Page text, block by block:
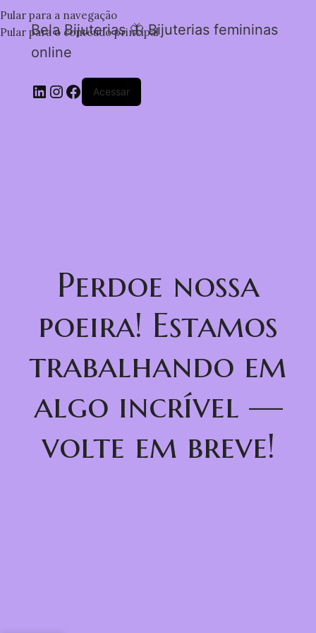
Pular para a navegação
Pular para o conteúdo principal
Bela Bijuterias 🦋 Bijuterias femininas
online
Acessar
Perdoe nossa
poeira! Estamos
trabalhando em
algo incrível —
volte em breve!